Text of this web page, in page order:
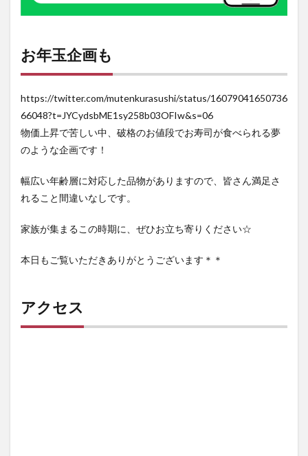
お年玉企画も
https://twitter.com/mutenkurasushi/status/16079041650736
66048?t=JYCydsbME1sy258b03OFIw&s=06
物価上昇で苦しい中、破格のお値段でお寿司が食べられる夢
のような企画です！
幅広い年齢層に対応した品物がありますので、皆さん満足さ
れること間違いなしです。
家族が集まるこの時期に、ぜひお立ち寄りください☆
本日もご覧いただきありがとうございます＊＊
アクセス